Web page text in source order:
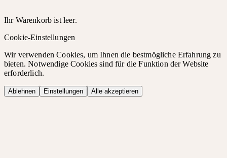
Ihr Warenkorb ist leer.
Cookie-Einstellungen
Wir verwenden Cookies, um Ihnen die bestmögliche Erfahrung zu
bieten. Notwendige Cookies sind für die Funktion der Website
erforderlich.
Ablehnen Einstellungen Alle akzeptieren